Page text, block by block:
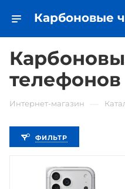
телефонов
Интернет-магазин
ФИЛЬТР